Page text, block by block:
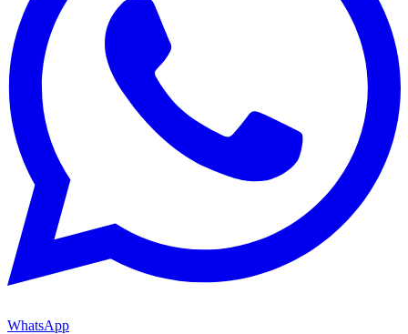
WhatsApp